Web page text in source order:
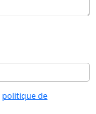
politique de